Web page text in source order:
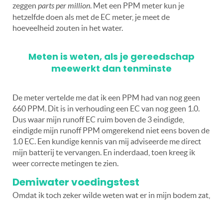
zeggen parts per million. Met een PPM meter kun je
hetzelfde doen als met de EC meter, je meet de
hoeveelheid zouten in het water.
Meten is weten, als je gereedschap
meewerkt dan tenminste
De meter vertelde me dat ik een PPM had van nog geen
660 PPM. Dit is in verhouding een EC van nog geen 1.0.
Dus waar mijn runoff EC ruim boven de 3 eindigde,
eindigde mijn runoff PPM omgerekend niet eens boven de
1.0 EC. Een kundige kennis van mij adviseerde me direct
mijn batterij te vervangen. En inderdaad, toen kreeg ik
weer correcte metingen te zien.
Demiwater voedingstest
Omdat ik toch zeker wilde weten wat er in mijn bodem zat,